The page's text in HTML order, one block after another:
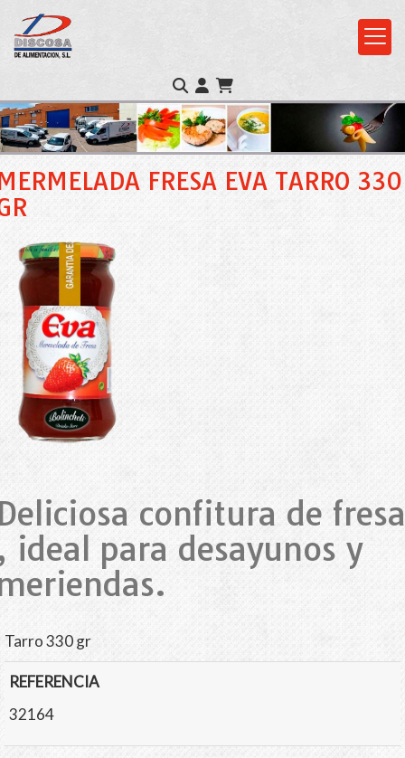
FRESA EVA TARRO 330
confitura de fresa
ideal para desayunos y
Tarro 330 gr
REFERENCIA
32164